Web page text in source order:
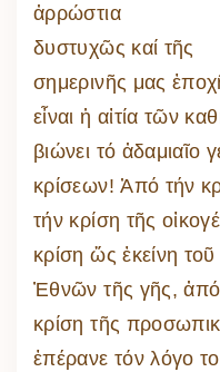
ἀρρώστια
δυστυχῶς καί τῆς
σημερινῆς μας
εἶναι ἡ αἰτία τῶν
βιώνει τό ἀδαμιαῖο
κρίσεων! Ἀπό τήν
τήν κρίση τῆς
κρίση ὥς ἐκείνη
Ἐθνῶν τῆς γῆς, ἀπό
κρίση τῆς
ἐπέρανε τόν λόγο